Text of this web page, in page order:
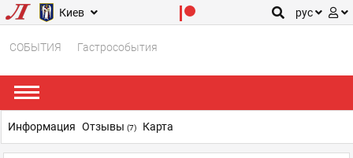
Киев рус
СОБЫТИЯ Гастрособытия
Информация Отзывы (7) Карта